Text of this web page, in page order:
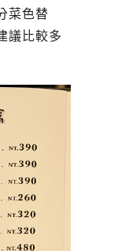
菜色替
議比較多